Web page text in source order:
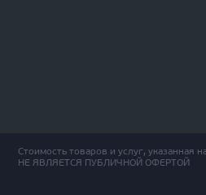
Стоимость товаров и услуг, указанная
НЕ ЯВЛЯЕТСЯ ПУБЛИЧНОЙ ОФЕРТОЙ